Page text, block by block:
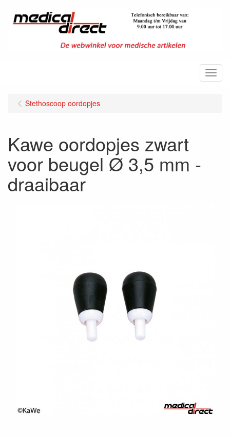
Menu
Stethoscoop oordopjes
Kawe oordopjes zwart
voor beugel Ø 3,5 mm -
draaibaar